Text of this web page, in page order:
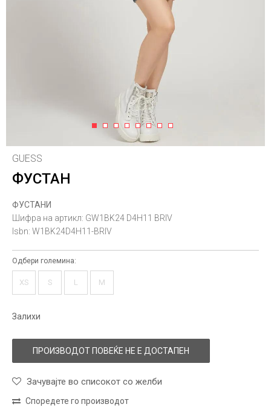
1 2 3 4 5 6 7 8
GUESS
ФУСТАН
ФУСТАНИ
Шифра на артикл: GW1BK24 D4H11 BRIV
Isbn: W1BK24D4H11-BRIV
Одбери големина:
XS S L M
Залихи
ПРОИЗВОДОТ ПОВЕЌЕ НЕ Е ДОСТАПЕН
Зачувајте во списокот со желби
Споредете го производот